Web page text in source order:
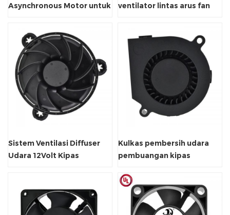
Asynchronous Motor untuk
ventilator lintas arus fan
Sistem Ventilasi Diffuser
Udara 12Volt Kipas
Kulkas pembersih udara
pembuangan kipas